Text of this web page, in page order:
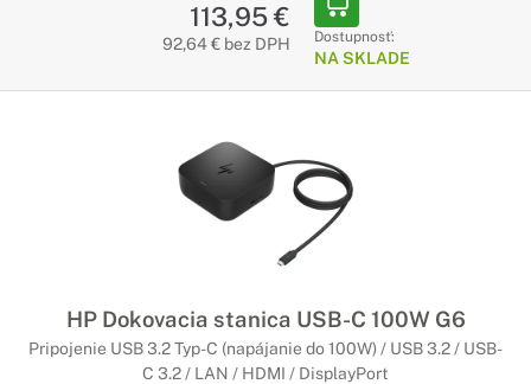
113,95 €
92,64 € bez DPH Dostupnosť:
NA SKLADE
HP Dokovacia stanica USB-C 100W G6
Pripojenie USB 3.2 Typ-C (napájanie do 100W) / USB 3.2 / USB-
C 3.2 / LAN / HDMI / DisplayPort